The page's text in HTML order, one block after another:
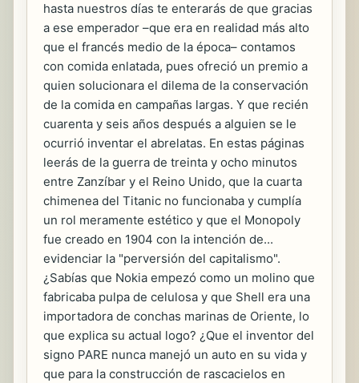
hasta nuestros días te enterarás de que gracias
a ese emperador –que era en realidad más alto
que el francés medio de la época– contamos
con comida enlatada, pues ofreció un premio a
quien solucionara el dilema de la conservación
de la comida en campañas largas. Y que recién
cuarenta y seis años después a alguien se le
ocurrió inventar el abrelatas. En estas páginas
leerás de la guerra de treinta y ocho minutos
entre Zanzíbar y el Reino Unido, que la cuarta
chimenea del Titanic no funcionaba y cumplía
un rol meramente estético y que el Monopoly
fue creado en 1904 con la intención de...
evidenciar la "perversión del capitalismo".
¿Sabías que Nokia empezó como un molino que
fabricaba pulpa de celulosa y que Shell era una
importadora de conchas marinas de Oriente, lo
que explica su actual logo? ¿Que el inventor del
signo PARE nunca manejó un auto en su vida y
que para la construcción de rascacielos en